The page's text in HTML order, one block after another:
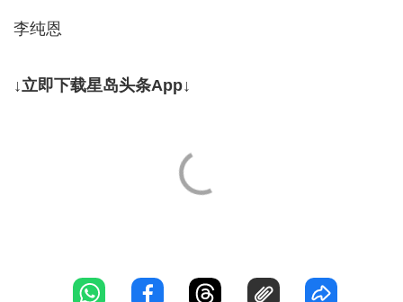
李纯恩
↓立即下载星岛头条App↓